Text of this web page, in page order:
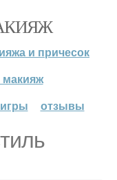
и причесок
макияж
игры отзывы